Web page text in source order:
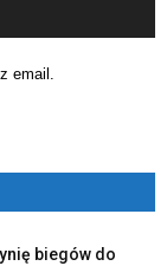
email.
biegów do